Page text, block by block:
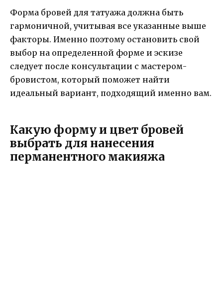
Форма бровей для татуажа должна быть
гармоничной, учитывая все указанные выше
факторы. Именно поэтому остановить свой
выбор на определенной форме и эскизе
следует после консультации с мастером-
бровистом, который поможет найти
идеальный вариант, подходящий именно вам.
Какую форму и цвет бровей
выбрать для нанесения
перманентного макияжа